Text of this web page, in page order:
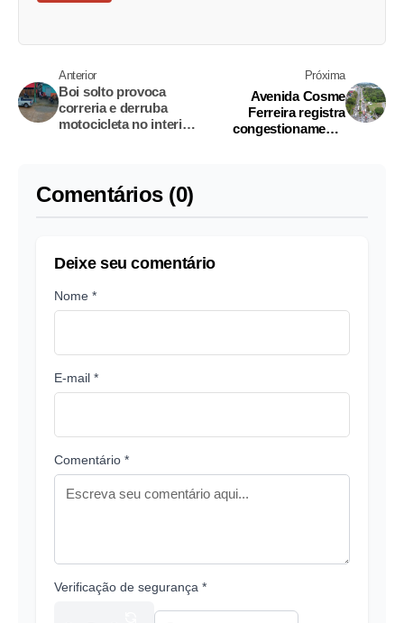
Anterior
Boi solto provoca
correria e derruba
motocicleta no interior
Próxima
Avenida Cosme
Ferreira registra
congestionamento
Comentários (0)
Deixe seu comentário
Nome *
E-mail *
Comentário *
Verificação de segurança *